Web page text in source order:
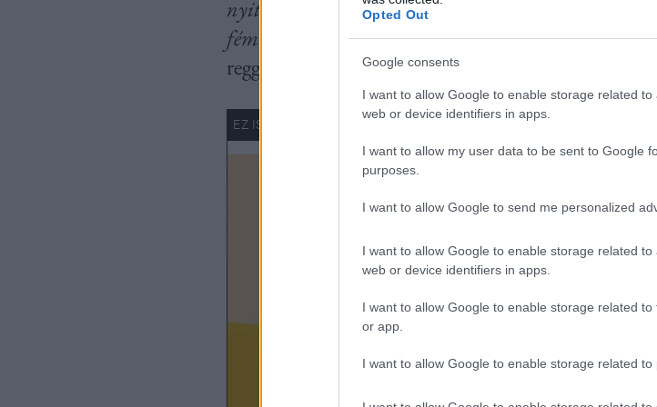
Opted Out
Google consents
I want to allow Google to enable storage related
web or device identifiers in apps.
I want to allow my user data to be sent to Google
purposes.
I want to allow Google to send me personalized
I want to allow Google to enable storage related to
web or device identifiers in apps.
I want to allow Google to enable storage related
or app.
I want to allow Google to enable storage related to
nyitott az egyedi, modern textilekre, de egy ösztöndíj
fém szálakkal, és ezzel egyedülálló irányt teremtsek”
reggelen, míg a nagyobbik fiú már óvodában van, és